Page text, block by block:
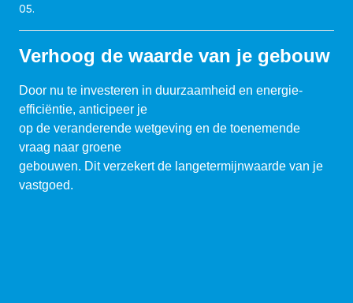
05.
Verhoog de waarde van je gebouw
Door nu te investeren in duurzaamheid en energie-
efficiëntie, anticipeer je
op de veranderende wetgeving en de toenemende
vraag naar groene
gebouwen. Dit verzekert de langetermijnwaarde van je
vastgoed.